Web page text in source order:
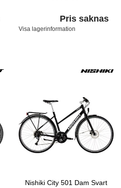
Pris saknas
Visa lagerinformation
Nishiki City 501 Dam Svart